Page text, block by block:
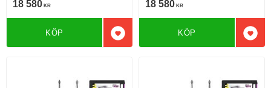
18 580 KR
Lägg till i favoriter
KÖP
18 580 KR
KÖP